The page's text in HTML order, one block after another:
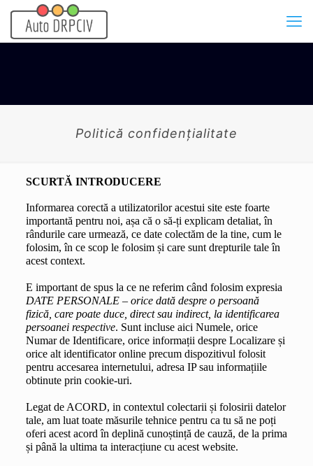
Politică confidenţialitate
SCURTĂ INTRODUCERE
Informarea corectă a utilizatorilor acestui site este foarte
importantă pentru noi, așa că o să-ți explicam detaliat, în
rândurile care urmează, ce date colectăm de la tine, cum le
folosim, în ce scop le folosim și care sunt drepturile tale în
acest context.
DATE PERSONALE – orice dată despre o persoană
fizică, care poate duce, direct sau indirect, la identificarea
persoanei respective. Sunt incluse aici Numele, orice
Numar de Identificare, orice informații despre Localizare și
orice alt identificator online precum dispozitivul folosit
pentru accesarea internetului, adresa IP sau informațiile
obtinute prin cookie-uri.
Legat de ACORD, in contextul colectarii și folosirii datelor
tale, am luat toate măsurile tehnice pentru ca tu să ne poți
oferi acest acord în deplină cunoștință de cauză, de la prima
și până la ultima ta interacțiune cu acest website.